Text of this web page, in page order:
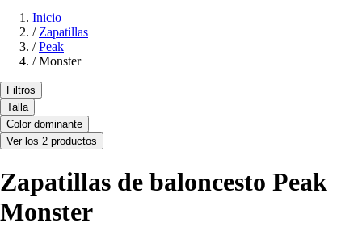
Inicio
/ Zapatillas
/ Peak
/ Monster
Filtros
Talla
Color dominante
Ver los 2 productos
Zapatillas de baloncesto Peak
Monster